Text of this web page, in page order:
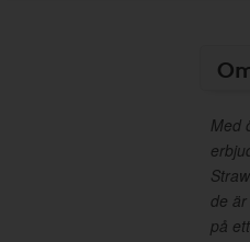
Med
de
på